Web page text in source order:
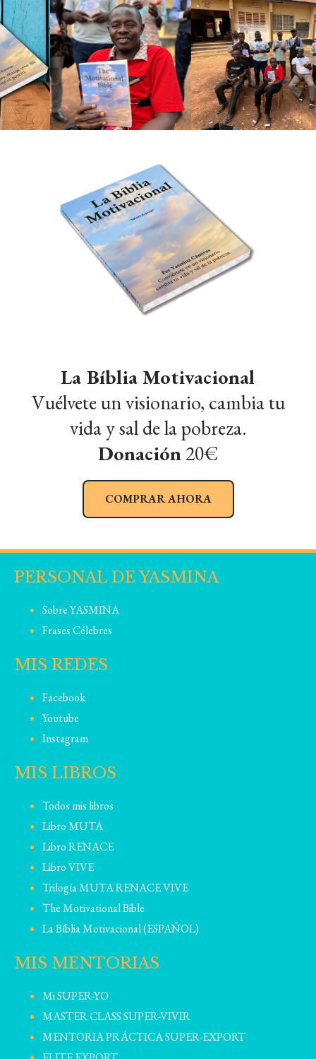
La Bíblia Motivacional
Vuélvete un visionario, cambia tu
vida y sal de la pobreza.
Donación20€
COMPRAR AHORA
PERSONAL DE YASMINA
Sobre YASMINA
Frases Célebres
MIS REDES
Facebook
Youtube
Instagram
MIS LIBROS
Todos mis libros
Libro MUTA
Libro RENACE
Libro VIVE
Trilogía MUTA RENACE VIVE
The Motivational Bible
La Bíblia Motivacional (ESPAÑOL)
MIS MENTORIAS
Mi SUPER-YO
MASTER CLASS SUPER-VIVIR
MENTORIA PRÁCTICA SUPER-EXPORT